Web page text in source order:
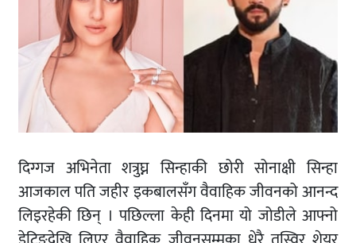
दिग्गज अभिनेता शत्रुघ्न सिन्हाकी छोरी सोनाक्षी सिन्हा
आजकाल पति जहीर इकबालसँग वैवाहिक जीवनको आनन्द
लिइरहेकी छिन् । पछिल्ला केही दिनमा यो जोडीले आफ्नो